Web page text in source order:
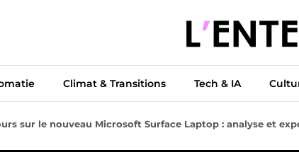
Diplomatie Climat &
Climat & Transitions Tech & IA
sur le nouveau Microsoft Surface Laptop : analyse et